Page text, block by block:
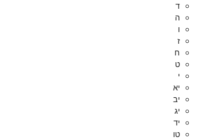
ד
ה
ו
ז
ח
ט
י
יא
יב
יג
יד
טו